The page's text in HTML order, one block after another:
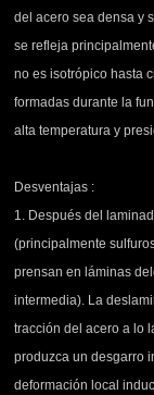
del acero sea densa y
se refleja
no es isotrópico hasta
formadas durante la
alta temperatura y
Desventajas :
1. Después del
(principalmente
prensan en láminas
intermedia). La
tracción del acero a lo
produzca un desgarro
deformación local